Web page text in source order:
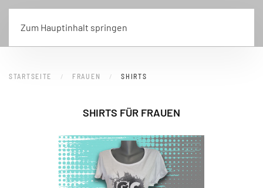
Zum Hauptinhalt springen
STARTSEITE FRAUEN SHIRTS
SHIRTS FÜR FRAUEN